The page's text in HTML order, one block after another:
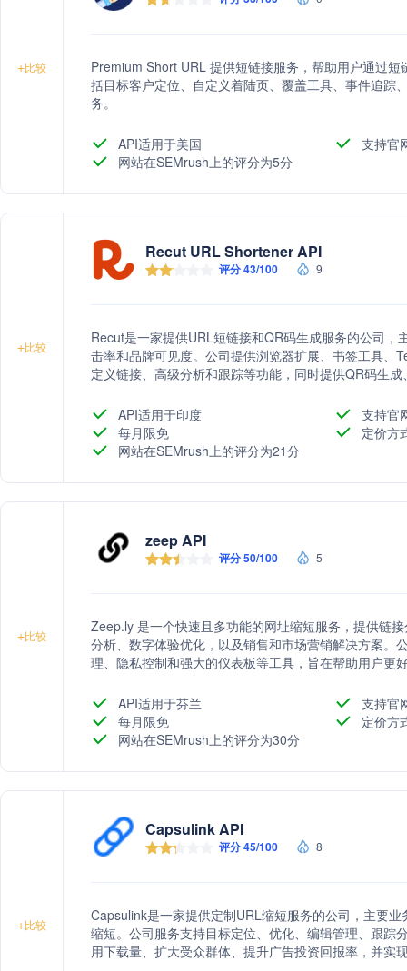
+比较
Premium Short URL 提供短链接服务，帮助用户通过
括目标客户定位、自定义着陆页、覆盖工具、事件追踪
务。
API适用于美国
支持官
网站在SEMrush上的评分为5分
+比较
Recut URL Shortener API
评分 43/100 9
Recut是一家提供URL短链接和QR码生成服务的公司
击率和品牌可见度。公司提供浏览器扩展、书签工具、
定义链接、高级分析和跟踪等功能，同时提供QR码生
API适用于印度
支持官
每月限免
定价方
网站在SEMrush上的评分为21分
+比较
zeep API
评分 50/100 5
Zeep.ly 是一个快速且多功能的网址缩短服务，提供链
分析、数字体验优化，以及销售和市场营销解决方案。
理、隐私控制和强大的仪表板等工具，旨在帮助用户更
API适用于芬兰
支持官
每月限免
定价方
网站在SEMrush上的评分为30分
+比较
Capsulink API
评分 45/100 8
Capsulink是一家提供定制URL缩短服务的公司，主要
缩短。公司服务支持目标定位、优化、编辑管理、跟踪
用下载量、扩大受众群体、提升广告投资回报率，并实